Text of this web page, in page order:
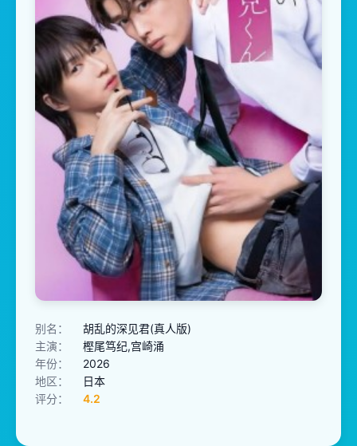
别名：
胡乱的深见君(真人版)
主演：
樫尾笃纪,宫崎涌
年份：
2026
地区：
日本
评分：
4.2